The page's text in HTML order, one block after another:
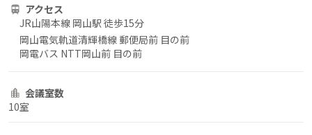
アクセス
JR山陽本線 岡山駅 徒歩15分
岡山電気軌道清輝橋線 郵便局前 目の前
岡電バス NTT岡山前 目の前
会議室数
10室